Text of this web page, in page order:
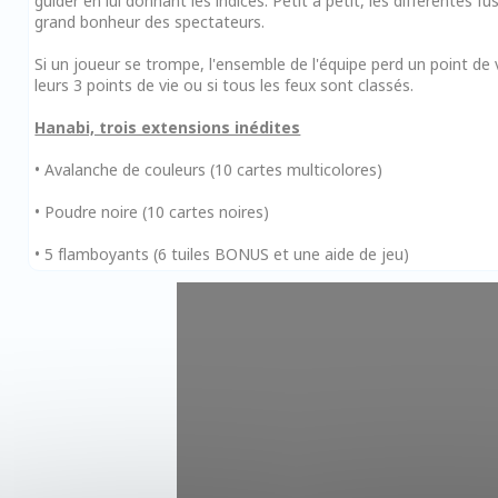
grand bonheur des spectateurs.
Si un joueur se trompe, l'ensemble de l'équipe perd un point
leurs 3 points de vie ou si tous les feux sont classés.
Hanabi, trois extensions inédites
• Avalanche de couleurs (10 cartes multicolores)
• Poudre noire (10 cartes noires)
• 5 flamboyants (6 tuiles BONUS et une aide de jeu)